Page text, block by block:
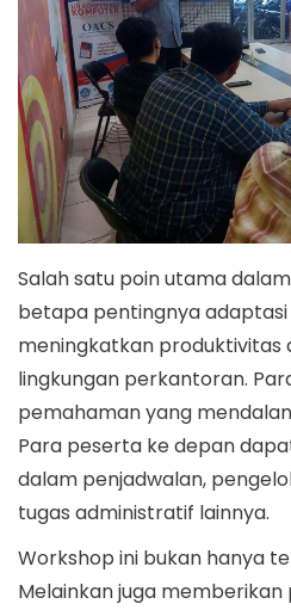
Salah satu poin utama
betapa pentingnya
meningkatkan produktivitas
lingkungan perkantoran.
pemahaman yang
Para peserta ke depan
dalam penjadwalan,
tugas administratif lainnya.
Workshop ini bukan hanya
Melainkan juga